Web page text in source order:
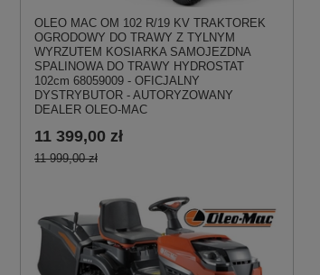
OLEO MAC OM 102 R/19 KV TRAKTOREK
OGRODOWY DO TRAWY Z TYLNYM
WYRZUTEM KOSIARKA SAMOJEZDNA
SPALINOWA DO TRAWY HYDROSTAT
102cm 68059009 - OFICJALNY
DYSTRYBUTOR - AUTORYZOWANY
DEALER OLEO-MAC
11 399,00 zł
11 999,00 zł